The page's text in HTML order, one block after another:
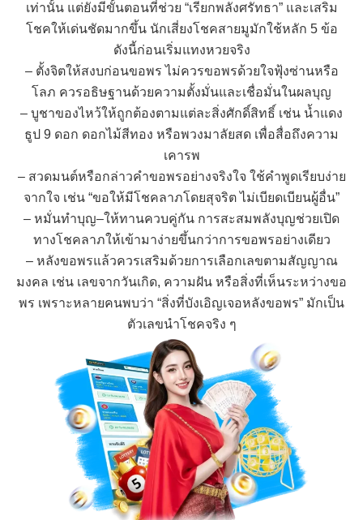
เท่านั้น แต่ยังมีขั้นตอนที่ช่วย “เรียกพลังศรัทธา” และเสริม
โชคให้เด่นชัดมากขึ้น นักเสี่ยงโชคสายมูมักใช้หลัก 5 ข้อ
ดังนี้ก่อนเริ่มแทงหวยจริง
– ตั้งจิตให้สงบก่อนขอพร ไม่ควรขอพรด้วยใจฟุ้งซ่านหรือ
โลภ ควรอธิษฐานด้วยความตั้งมั่นและเชื่อมั่นในผลบุญ
– บูชาของไหว้ให้ถูกต้องตามแต่ละสิ่งศักดิ์สิทธิ์ เช่น น้ำแดง
ธูป 9 ดอก ดอกไม้สีทอง หรือพวงมาลัยสด เพื่อสื่อถึงความ
เคารพ
– สวดมนต์หรือกล่าวคำขอพรอย่างจริงใจ ใช้คำพูดเรียบง่าย
จากใจ เช่น “ขอให้มีโชคลาภโดยสุจริต ไม่เบียดเบียนผู้อื่น”
– หมั่นทำบุญ–ให้ทานควบคู่กัน การสะสมพลังบุญช่วยเปิด
ทางโชคลาภให้เข้ามาง่ายขึ้นกว่าการขอพรอย่างเดียว
– หลังขอพรแล้วควรเสริมด้วยการเลือกเลขตามสัญญาณ
มงคล เช่น เลขจากวันเกิด, ความฝัน หรือสิ่งที่เห็นระหว่างขอ
พร เพราะหลายคนพบว่า “สิ่งที่บังเอิญเจอหลังขอพร” มักเป็น
ตัวเลขนำโชคจริง ๆ